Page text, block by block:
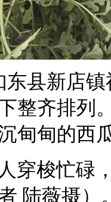
东县新店
整齐排列
甸甸的西
穿梭忙碌
陆薇摄）